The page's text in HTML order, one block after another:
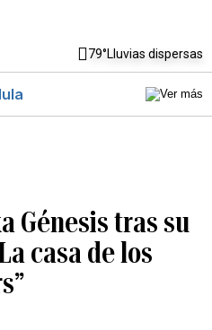
79°Lluvias dispersas
Génesis tras su
casa de los